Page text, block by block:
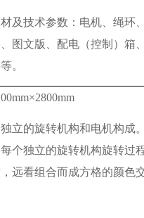
及技术参数：电机、绳环
图文版、配电（控制）箱
。
×2800mm
立的旋转机构和电机构成
个独立的旋转机构旋转过
远看组合而成方格的颜色